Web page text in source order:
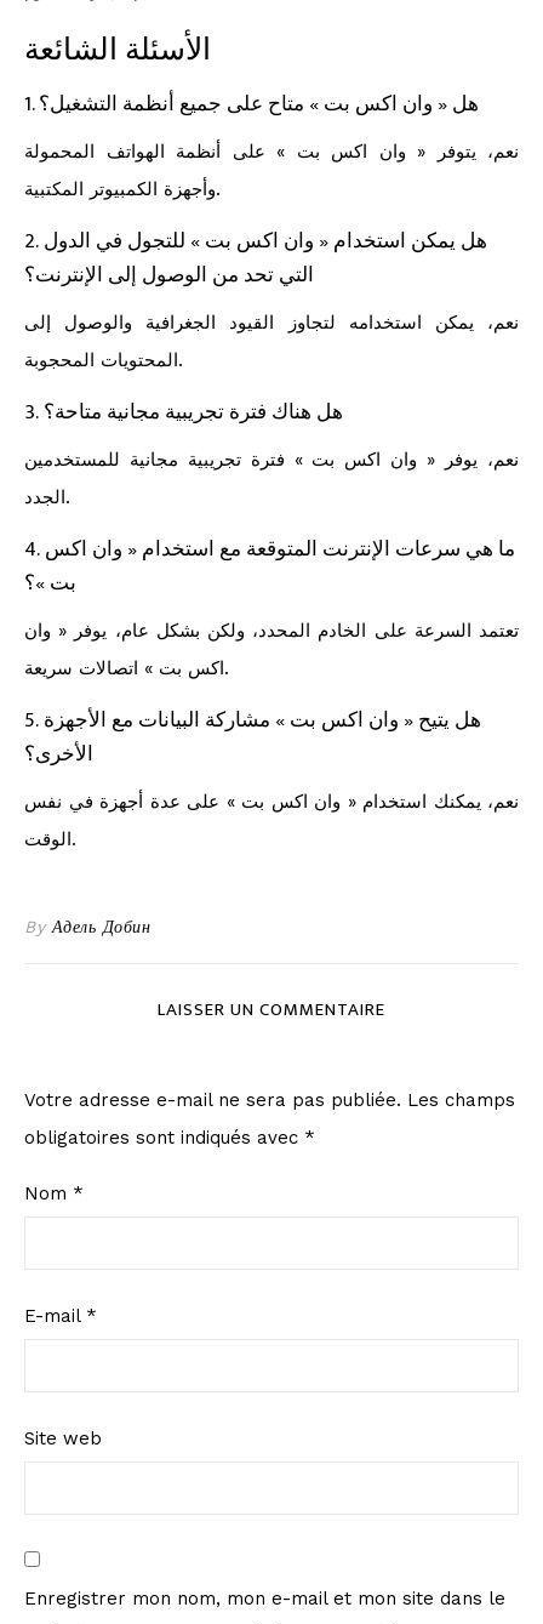
الأسئلة الشائعة
1. هل « وان اكس بت » متاح على جميع أنظمة التشغيل؟
نعم، يتوفر « وان اكس بت » على أنظمة الهواتف المحمولة
وأجهزة الكمبيوتر المكتبية.
2. هل يمكن استخدام « وان اكس بت » للتجول في الدول
التي تحد من الوصول إلى الإنترنت؟
نعم، يمكن استخدامه لتجاوز القيود الجغرافية والوصول إلى
المحتويات المحجوبة.
3. هل هناك فترة تجريبية مجانية متاحة؟
نعم، يوفر « وان اكس بت » فترة تجريبية مجانية للمستخدمين
الجدد.
4. ما هي سرعات الإنترنت المتوقعة مع استخدام « وان اكس
بت »؟
تعتمد السرعة على الخادم المحدد، ولكن بشكل عام، يوفر « وان
اكس بت » اتصالات سريعة.
5. هل يتيح « وان اكس بت » مشاركة البيانات مع الأجهزة
الأخرى؟
نعم، يمكنك استخدام « وان اكس بت » على عدة أجهزة في نفس
الوقت.
By Адель Добин
LAISSER UN COMMENTAIRE
Votre adresse e-mail ne sera pas publiée. Les champs
obligatoires sont indiqués avec *
Nom *
E-mail *
Site web
Enregistrer mon nom, mon e-mail et mon site dans le